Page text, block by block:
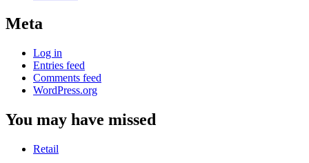
Meta
Log in
Entries feed
Comments feed
WordPress.org
You may have missed
Retail